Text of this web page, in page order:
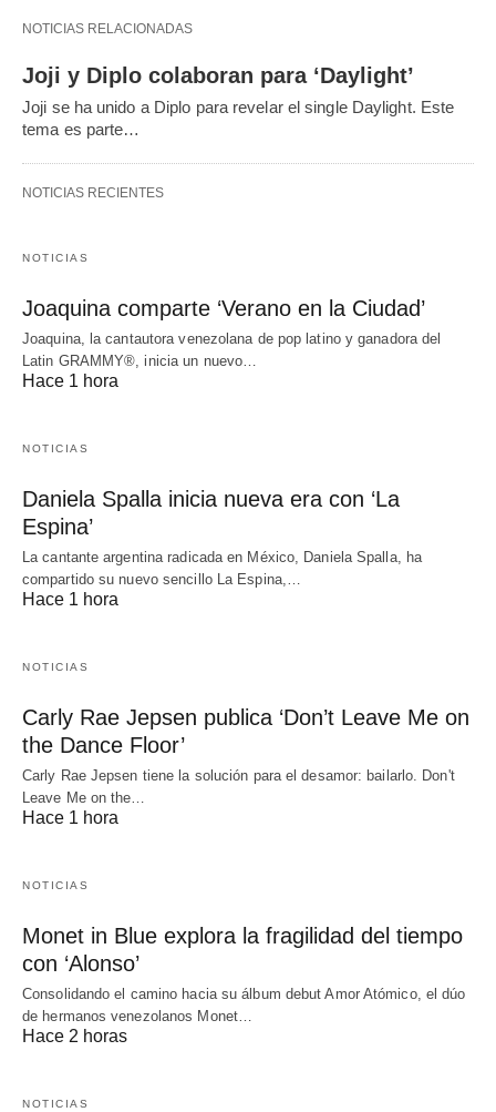
NOTICIAS RELACIONADAS
Joji y Diplo colaboran para ‘Daylight’
Joji se ha unido a Diplo para revelar el single Daylight. Este
tema es parte…
NOTICIAS RECIENTES
NOTICIAS
Joaquina comparte ‘Verano en la Ciudad’
Joaquina, la cantautora venezolana de pop latino y ganadora del
Latin GRAMMY®, inicia un nuevo…
Hace 1 hora
NOTICIAS
Daniela Spalla inicia nueva era con ‘La
Espina’
La cantante argentina radicada en México, Daniela Spalla, ha
compartido su nuevo sencillo La Espina,…
Hace 1 hora
NOTICIAS
Carly Rae Jepsen publica ‘Don’t Leave Me on
the Dance Floor’
Carly Rae Jepsen tiene la solución para el desamor: bailarlo. Don't
Leave Me on the…
Hace 1 hora
NOTICIAS
Monet in Blue explora la fragilidad del tiempo
con ‘Alonso’
Consolidando el camino hacia su álbum debut Amor Atómico, el dúo
de hermanos venezolanos Monet…
Hace 2 horas
NOTICIAS